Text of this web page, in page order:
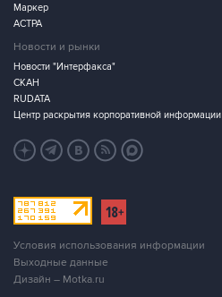
Маркер
АСТРА
Новости и рынки
Новости "Интерфакса"
СКАН
RUDATA
Центр раскрытия корпоративной информации
Условия использования информации
Выходные данные
Дизайн – Motka.ru